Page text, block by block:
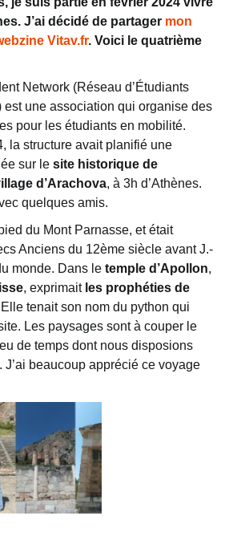
J’ai décidé de partager mon
Vitav.fr. Voici le quatrième
Network (Réseau d’Étudiants
est une association qui organise des
pour les étudiants en mobilité.
la structure avait planifié une
sur le site historique de
d’Arachova, à 3h d’Athènes.
quelques amis.
du Mont Parnasse, et était
Anciens du 12ème siècle avant J.-
monde. Dans le temple d’Apollon,
, exprimait les prophéties de
Elle tenait son nom du python qui
Les paysages sont à couper le
de temps dont nous disposions
J’ai beaucoup apprécié ce voyage